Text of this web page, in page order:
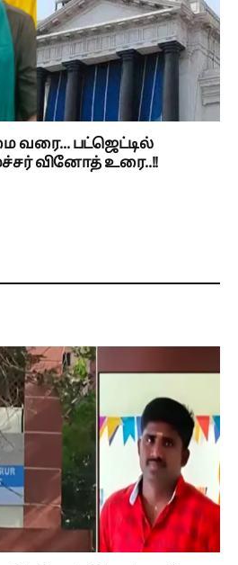
வரை... பட்ஜெட்டில்
வினோத் உரை..!!